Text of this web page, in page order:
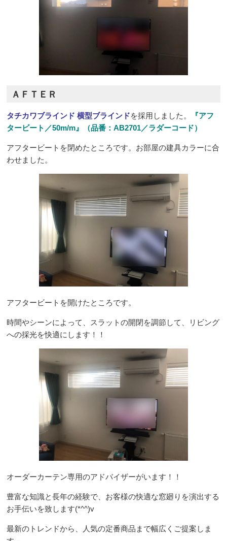
ＡＦＴＥＲ
タチカワブラインド 横型ブラインドを採用しました。
『アフ
タービート／50m/m』（品番：AB2701／ラダーコード）
アフタービートを閉めたところです。お部屋の建具カラーに合
わせました。
アフタービートを開けたところです。
時間やシーンによって、スラットの開閉を調節して、リビング
への採光を快適にします！！
オーダーカーテン専用のアドバイザーがいます！！
豊富な知識と長年の経験で、お客様の快適な窓廻りを演出する
お手伝いを致します(*^^)v
最新のトレンドから、人気の定番商品まで幅広くご提案しま